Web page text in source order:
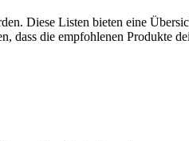
Diese Listen bieten eine
dass die empfohlenen Produkte